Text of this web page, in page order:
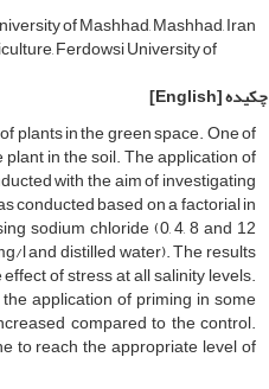
of Mashhad, Mashhad, Iran
Ferdowsi University of
چکیده[English]
plants in the green space. One of
in the soil. The application of
with the aim of investigating
conducted based on a factorial in
sodium chloride (0, 4, 8 and 12
l and distilled water). The results
of stress at all salinity levels.
application of priming in some
compared to the control.
to reach the appropriate level of